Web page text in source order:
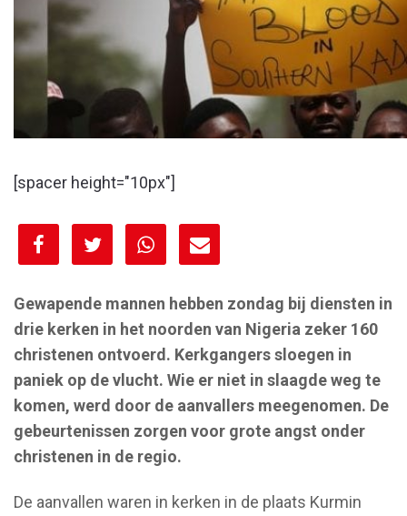
[spacer height="10px"]
[spacer height="10px"]
Gewapende mannen hebben zondag bij diensten in
drie kerken in het noorden van Nigeria zeker 160
christenen ontvoerd. Kerkgangers sloegen in
paniek op de vlucht. Wie er niet in slaagde weg te
komen, werd door de aanvallers meegenomen. De
gebeurtenissen zorgen voor grote angst onder
christenen in de regio.
De aanvallen waren in kerken in de plaats Kurmin